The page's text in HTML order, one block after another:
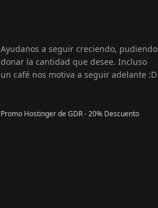
Ayudanos a seguir creciendo, pudiendo
donar la cantidad que desee. Incluso
un café nos motiva a seguir adelante :D
Promo Hostinger de GDR - 20% Descuento